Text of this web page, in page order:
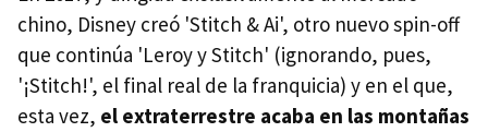
chino, Disney creó 'Stitch & Ai', otro nuevo spin-off
que continúa 'Leroy y Stitch' (ignorando, pues,
'¡Stitch!', el final real de la franquicia) y en el que,
esta vez, el extraterrestre acaba en las montañas